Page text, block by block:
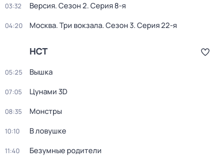
03:32 Версия. Сезон 2. Серия 8-я
04:20 Москва. Три вокзала. Сезон 3. Серия 22-я
НСТ
05:25 Вышка
07:05 Цунами 3D
08:35 Монстры
10:10 В ловушке
11:40 Безумные родители